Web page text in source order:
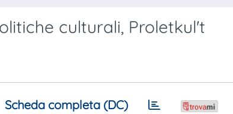
culturali, Proletkul't
Scheda completa (DC)